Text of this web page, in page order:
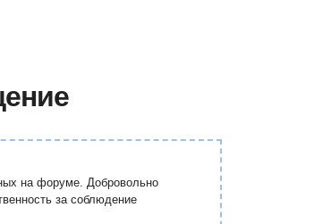
на форуме. Добровольно
за соблюдение